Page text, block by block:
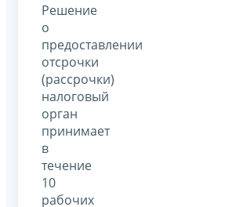
Решение
о
предоставлении
отсрочки
(рассрочки)
налоговый
орган
принимает
в
течение
10
рабочих